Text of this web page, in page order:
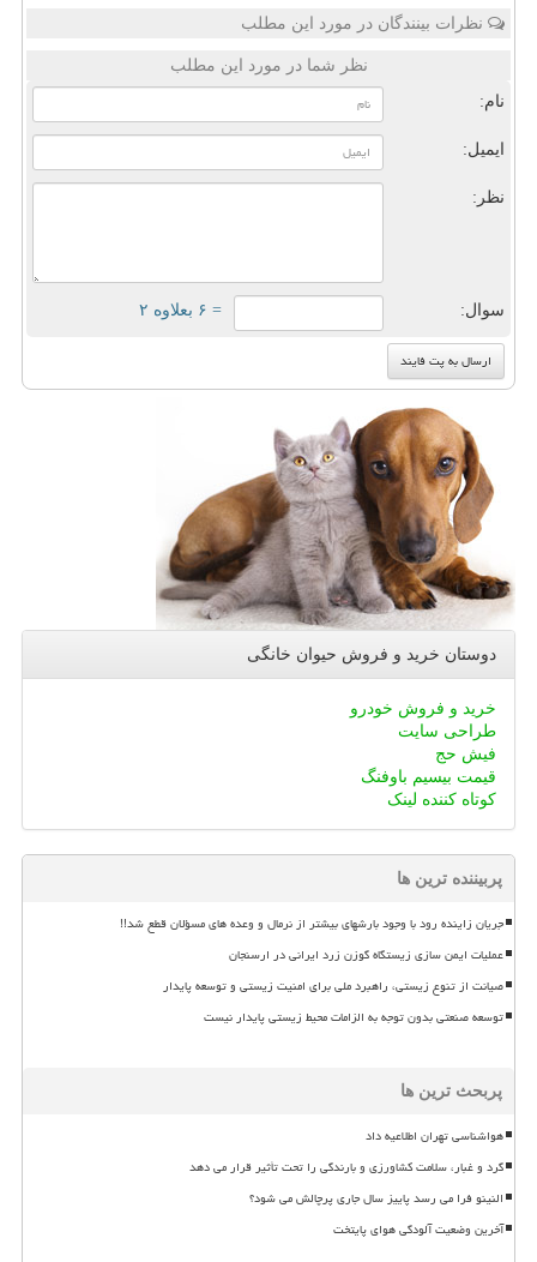
نظرات بینندگان در مورد این مطلب
نظر شما در مورد این مطلب
نام:
ایمیل:
نظر:
سوال: = ۶ بعلاوه ۲
دوستان خرید و فروش حیوان خانگی
خرید و فروش خودرو
طراحی سایت
فیش حج
قیمت بیسیم باوفنگ
کوتاه کننده لینک
پربیننده ترین ها
جریان زاینده رود با وجود بارشهای بیشتر از نرمال و وعده های مسؤلان قطع شد!!
عملیات ایمن سازی زیستگاه گوزن زرد ایرانی در ارسنجان
صیانت از تنوع زیستی، راهبرد ملی برای امنیت زیستی و توسعه پایدار
توسعه صنعتی بدون توجه به الزامات محیط زیستی پایدار نیست
پربحث ترین ها
هواشناسی تهران اطلاعیه داد
گرد و غبار، سلامت کشاورزی و بارندگی را تحت تأثیر قرار می دهد
النینو فرا می رسد پاییز سال جاری پرچالش می شود؟
آخرین وضعیت آلودگی هوای پایتخت